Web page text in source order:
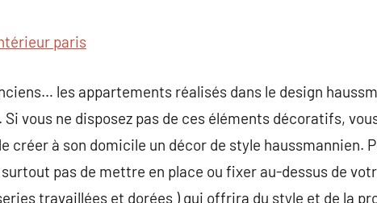
paris
les appartements réalisés dans le design
vous ne disposez pas de ces éléments décoratifs,
créer à son domicile un décor de style haussmannien.
surtout pas de mettre en place ou fixer au-dessus de
travaillées et dorées ) qui offrira du style et de la